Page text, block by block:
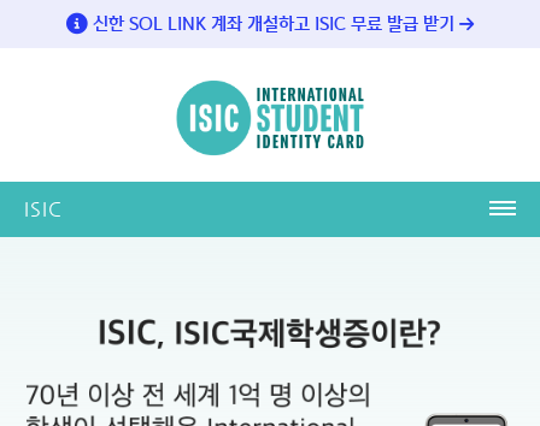
신한 SOL LINK 계좌 개설하고 ISIC 무료 발급 받기
ISIC
ISIC이란?
ISIC 업무 제휴 학교 및 은행